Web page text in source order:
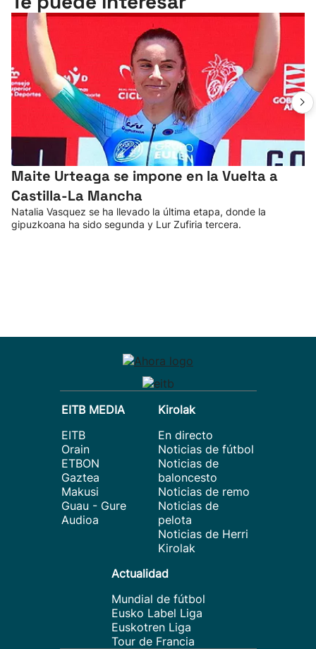
Maite Urteaga se impone en la Vuelta a
Castilla-La Mancha
Natalia Vasquez se ha llevado la última etapa, donde la
gipuzkoana ha sido segunda y Lur Zufiria tercera.
EITB MEDIA
EITB
Orain
ETBON
Gaztea
Makusi
Guau - Gure
Audioa
Kirolak
En directo
Noticias de fútbol
Noticias de
baloncesto
Noticias de remo
Noticias de
pelota
Noticias de Herri
Kirolak
Actualidad
Mundial de fútbol
Eusko Label Liga
Euskotren Liga
Tour de Francia